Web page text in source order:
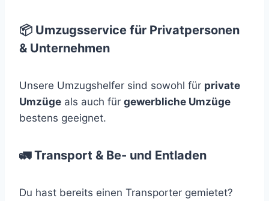
📦 Umzugsservice für Privatpersonen
& Unternehmen
Unsere Umzugshelfer sind sowohl für private
Umzüge als auch für gewerbliche Umzüge
bestens geeignet.
🚛 Transport & Be- und Entladen
Du hast bereits einen Transporter gemietet?